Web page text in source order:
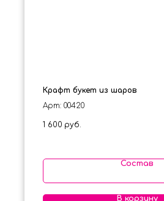
Крафт букет из шаров
Арт: 00420
1 600 руб.
Состав
В корзину